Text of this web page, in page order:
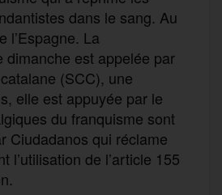
dans le sang. Au
l’Espagne. La
dimanche est appelée par
(SCC), une
elle est appuyée par le
du franquisme sont
Ciudadanos qui réclame
l’utilisation de l’article 155